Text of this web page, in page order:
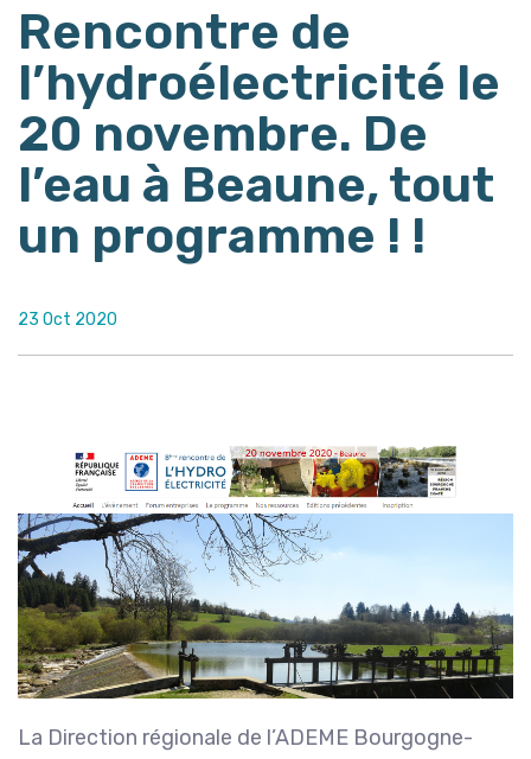
Rencontre de
l’hydroélectricité le
20 novembre. De
l’eau à Beaune, tout
un programme ! !
23 Oct 2020
La Direction régionale de l’ADEME Bourgogne-